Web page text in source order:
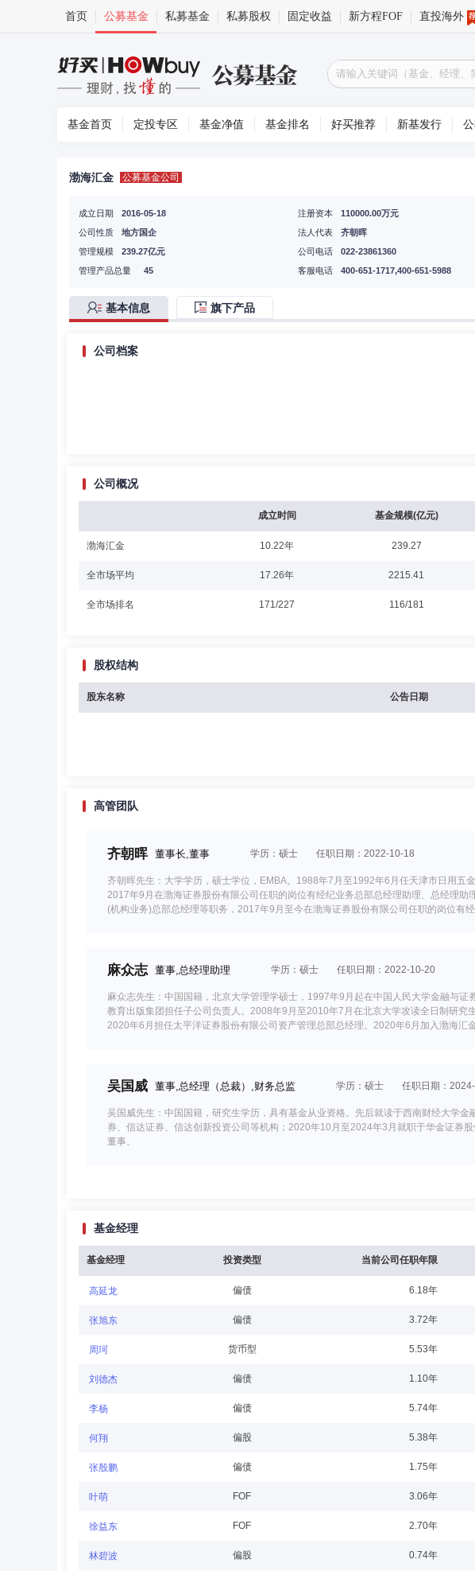
首页 公募基金 私募基金 私募股权 固定收益 新方程FOF 直投海外
基金首页 定投专区 基金净值 基金排名 好买推荐 新基发行
渤海汇金 公募基金公司
成立日期
2016-05-18
公司性质
地方国企
注册资本
110000.00万元
法人代表
齐朝晖
管理规模
239.27亿元
管理产品总量
45
公司电话
022-23861360
客服电话
400-651-1717,400-651-5988
基本信息 旗下产品
公司档案
公司概况
成立时间 基金规模(亿元)
渤海汇金 10.22年 239.27
全市场平均 17.26年 2215.41
全市场排名 171/227 116/181
股权结构
股东名称 公告日期
高管团队
齐朝晖 董事长,董事 学历：硕士 任职日期：2022-10-18
齐朝晖先生：大学学历，硕士学位，EMBA。1988年7月至1992年6月任天津市日用
2017年9月在渤海证券股份有限公司任职的岗位有经纪业务总部总经理助理、总经理
(机构业务)总部总经理等职务，2017年9月至今在渤海证券股份有限公司任职的岗位
麻众志 董事,总经理助理 学历：硕士 任职日期：2022-10-20
麻众志先生：中国国籍，北京大学管理学硕士，1997年9月起在中国人民大学金融与
教育出版集团担任子公司负责人。2008年9月至2010年7月在北京大学攻读全日制研
2020年6月担任太平洋证券股份有限公司资产管理总部总经理。2020年6月加入渤海汇
吴国威 董事,总经理（总裁）,财务总监 学历：硕士 任职日期：
吴国威先生：中国国籍，研究生学历，具有基金从业资格。先后就读于西南财经大学
券、信达证券、信达创新投资公司等机构；2020年10月至2024年3月就职于华金证券
董事。
黄立立先生：董事，中国国籍，无境外永久居留权，工程硕士。1995年10至2002年
年1月至今任渤海证券信息技术总部副总经理。2025年10月至今任公司董事。
张建雷 学历：本科
张建雷先生：董事，中国国籍，无境外永久居留权，法学学士。2004年7月至2006年8
司董事。
高天毅 学历：本科
高天毅先生：董事，中国国籍，无境外永久居留权，工学学士。1995年1月至2001年
术总部运行部主管、结算托管总部结算二部经理、结算托管总部综合业务托管部经理
赵勐 学历：本科
基金经理
基金经理 投资类型 当前公司任职年限
高延龙 偏债 6.18年
张旭东 偏债 3.72年
周珂 货币型 5.53年
刘德杰 偏债 1.10年
李杨 偏债 5.74年
何翔 偏股 5.38年
张殷鹏 偏债 1.75年
叶萌 FOF 3.06年
徐益东 FOF 2.70年
林碧波 偏股 0.74年